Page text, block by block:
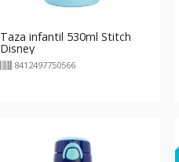
Taza infantil 530ml Stitch
Disney
8412497750566